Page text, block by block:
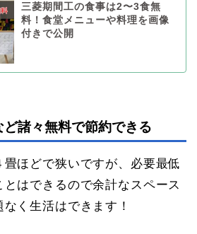
三菱期間工の食事は2〜3食無
料！食堂メニューや料理を画像
付きで公開
諸々無料で節約できる
ほどで狭いですが、必要最低
はできるので余計なスペース
く生活はできます！